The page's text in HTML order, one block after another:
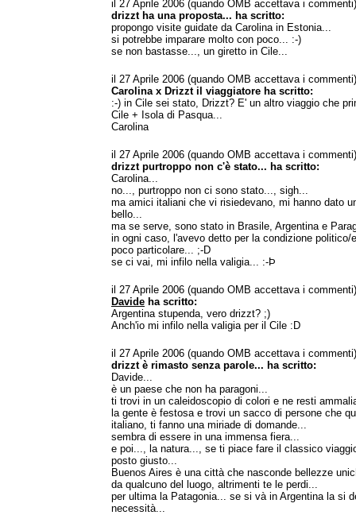
il 27 Aprile 2006 (quando OMB accettava i commenti)
drizzt ha una proposta... ha scritto:
propongo visite guidate da Carolina in Estonia...
si potrebbe imparare molto con poco... :-)
se non bastasse..., un giretto in Cile...
il 27 Aprile 2006 (quando OMB accettava i commenti)
Carolina x Drizzt il viaggiatore ha scritto:
:-) in Cile sei stato, Drizzt? E' un altro viaggio che
Cile + Isola di Pasqua...
Carolina
il 27 Aprile 2006 (quando OMB accettava i commenti)
drizzt purtroppo non c'è stato... ha scritto:
Carolina...
no..., purtroppo non ci sono stato..., sigh...
ma amici italiani che vi risiedevano, mi hanno dato
bello...
ma se serve, sono stato in Brasile, Argentina e
in ogni caso, l'avevo detto per la condizione
poco particolare... ;-D
se ci vai, mi infilo nella valigia... :-Þ
il 27 Aprile 2006 (quando OMB accettava i commenti)
Davide ha scritto:
Argentina stupenda, vero drizzt? ;)
Anch'io mi infilo nella valigia per il Cile :D
il 27 Aprile 2006 (quando OMB accettava i commenti)
drizzt è rimasto senza parole... ha scritto:
Davide...
è un paese che non ha paragoni...
ti trovi in un caleidoscopio di colori e ne resti
la gente è festosa e trovi un sacco di persone che
italiano, ti fanno una miriade di domande...
sembra di essere in una immensa fiera...
e poi..., la natura..., se ti piace fare il classico
posto giusto...
Buenos Aires è una città che nasconde bellezze
da qualcuno del luogo, altrimenti te le perdi...
per ultima la Patagonia... se si và in Argentina la si
necessità...